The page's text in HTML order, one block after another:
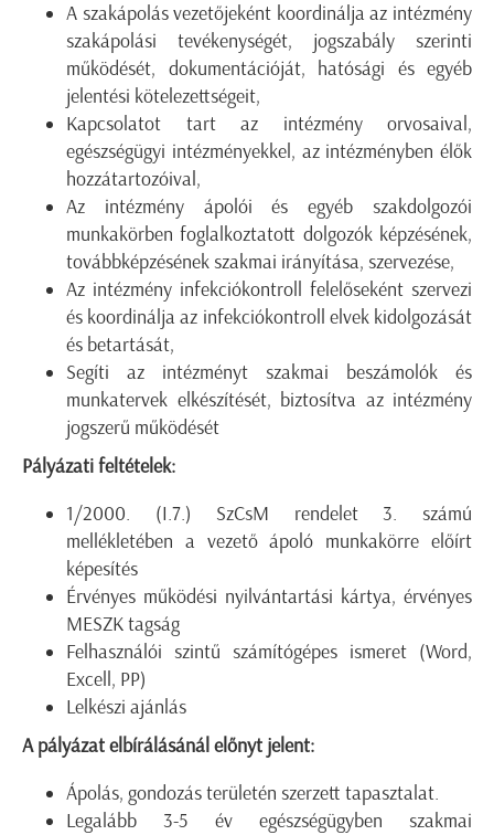
A szakápolás vezetőjeként koordinálja az intézmény
szakápolási tevékenységét, jogszabály szerinti
működését, dokumentációját, hatósági és egyéb
jelentési kötelezettségeit,
Kapcsolatot tart az intézmény orvosaival,
egészségügyi intézményekkel, az intézményben élők
hozzátartozóival,
Az intézmény ápolói és egyéb szakdolgozói
munkakörben foglalkoztatott dolgozók képzésének,
továbbképzésének szakmai irányítása, szervezése,
Az intézmény infekciókontroll felelőseként szervezi
és koordinálja az infekciókontroll elvek kidolgozását
és betartását,
Segíti az intézményt szakmai beszámolók és
munkatervek elkészítését, biztosítva az intézmény
jogszerű működését
Pályázati feltételek:
1/2000. (I.7.) SzCsM rendelet 3. számú
mellékletében a vezető ápoló munkakörre előírt
képesítés
Érvényes működési nyilvántartási kártya, érvényes
MESZK tagság
Felhasználói szintű számítógépes ismeret (Word,
Excell, PP)
Lelkészi ajánlás
A pályázat elbírálásánál előnyt jelent:
Ápolás, gondozás területén szerzett tapasztalat.
Legalább 3-5 év egészségügyben szakmai